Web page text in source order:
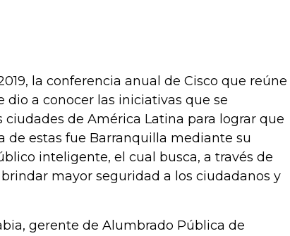
la conferencia anual de Cisco que reúne
dio a conocer las iniciativas que se
de América Latina para lograr que
de estas fue Barranquilla mediante su
inteligente, el cual busca, a través de
mayor seguridad a los ciudadanos y
gerente de Alumbrado Pública de